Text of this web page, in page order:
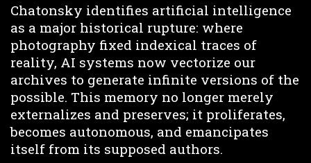
Chatonsky identifies artificial intelligence
as a major historical rupture: where
photography fixed indexical traces of
reality, AI systems now vectorize our
archives to generate infinite versions of the
possible. This memory no longer merely
externalizes and preserves; it proliferates,
becomes autonomous, and emancipates
itself from its supposed authors.